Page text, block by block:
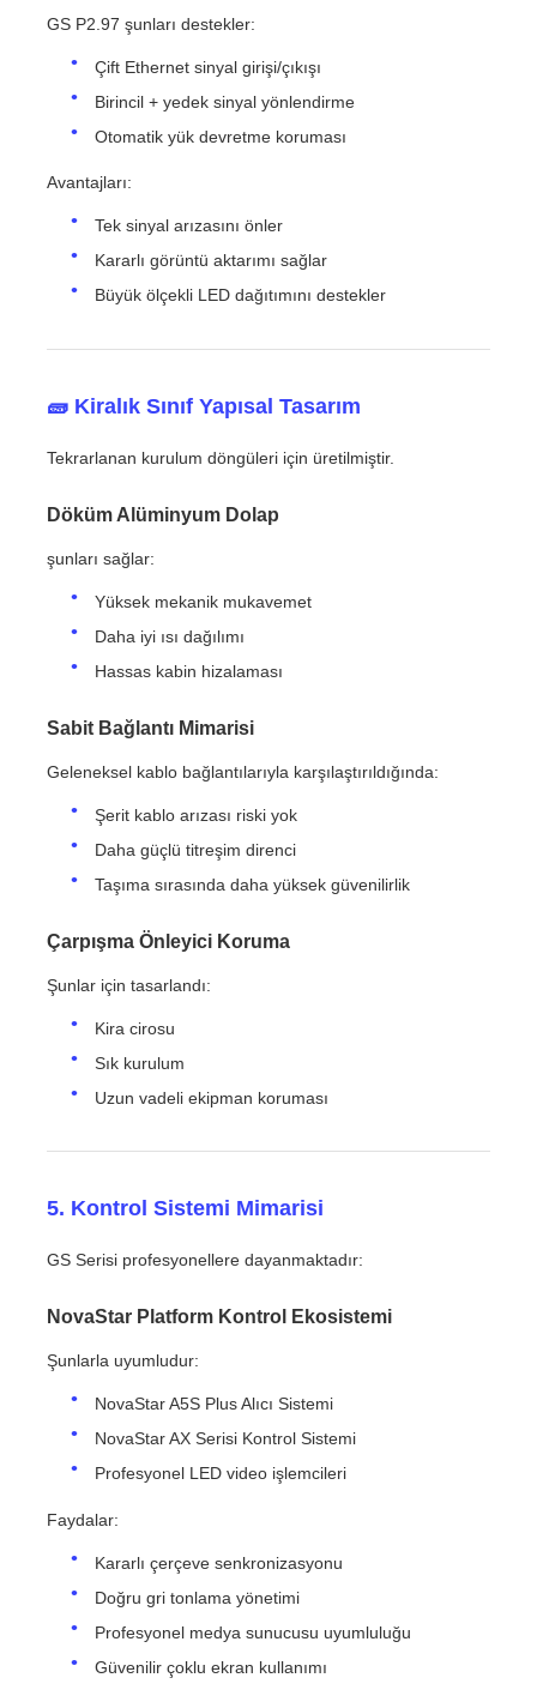
GS P2.97 şunları destekler:
Çift Ethernet sinyal girişi/çıkışı
Birincil + yedek sinyal yönlendirme
Otomatik yük devretme koruması
Avantajları:
Tek sinyal arızasını önler
Kararlı görüntü aktarımı sağlar
Büyük ölçekli LED dağıtımını destekler
🧱 Kiralık Sınıf Yapısal Tasarım
Tekrarlanan kurulum döngüleri için üretilmiştir.
Döküm Alüminyum Dolap
şunları sağlar:
Yüksek mekanik mukavemet
Daha iyi ısı dağılımı
Hassas kabin hizalaması
Sabit Bağlantı Mimarisi
Geleneksel kablo bağlantılarıyla karşılaştırıldığında:
Şerit kablo arızası riski yok
Daha güçlü titreşim direnci
Taşıma sırasında daha yüksek güvenilirlik
Çarpışma Önleyici Koruma
Şunlar için tasarlandı:
Kira cirosu
Sık kurulum
Uzun vadeli ekipman koruması
5. Kontrol Sistemi Mimarisi
GS Serisi profesyonellere dayanmaktadır:
NovaStar Platform Kontrol Ekosistemi
Şunlarla uyumludur:
NovaStar A5S Plus Alıcı Sistemi
NovaStar AX Serisi Kontrol Sistemi
Profesyonel LED video işlemcileri
Faydalar:
Kararlı çerçeve senkronizasyonu
Doğru gri tonlama yönetimi
Profesyonel medya sunucusu uyumluluğu
Güvenilir çoklu ekran kullanımı